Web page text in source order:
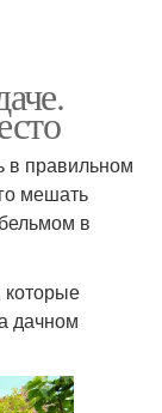
в правильном
мешать
в
дачном